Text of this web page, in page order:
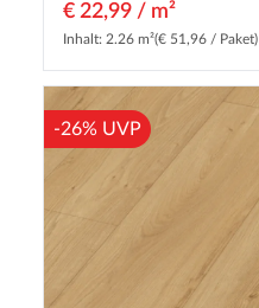
€ 22,99 / m²
Inhalt: 2.26 m²(€ 51,96 / Paket)
-26% UVP